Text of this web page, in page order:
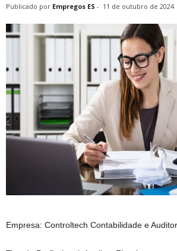
Publicado por Empregos ES - 11 de outubro de 2024
Empresa: Controltech Contabilidade e